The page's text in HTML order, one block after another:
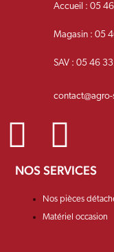
Accueil : 05
Magasin : 05
SAV : 05 46
NOS SERVICES
Nos pièces
Matériel occasion